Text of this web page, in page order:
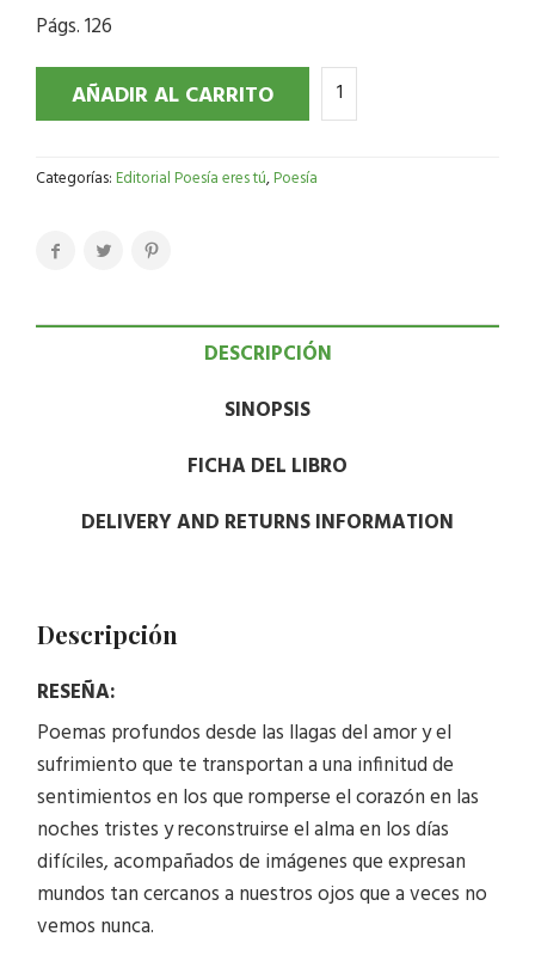
Págs. 126
AÑADIR AL CARRITO
Categorías:Editorial Poesía eres tú,Poesía
DESCRIPCIÓN
SINOPSIS
FICHA DEL LIBRO
DELIVERY AND RETURNS INFORMATION
Descripción
RESEÑA:
Poemas profundos desde las llagas del amor y el
sufrimiento que te transportan a una infinitud de
sentimientos en los que romperse el corazón en las
noches tristes y reconstruirse el alma en los días
difíciles, acompañados de imágenes que expresan
mundos tan cercanos a nuestros ojos que a veces no
vemos nunca.